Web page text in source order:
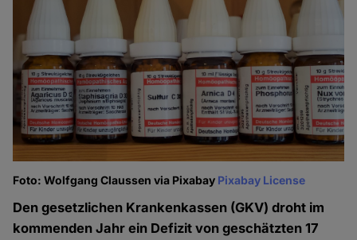
Foto: Wolfgang Claussen via Pixabay Pixabay License
Den gesetzlichen Krankenkassen (GKV) droht im
kommenden Jahr ein Defizit von geschätzten 17